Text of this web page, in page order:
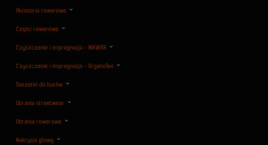
Akcesoria rowerowe
Części rowerowe
Czyszczenie i impregnacja - NIKWAX
Czyszczenie i impregnacja - OrganoTex
Saszetki do butów
Ubrania streetwear
Ubrania rowerowe
Nakrycia głowy